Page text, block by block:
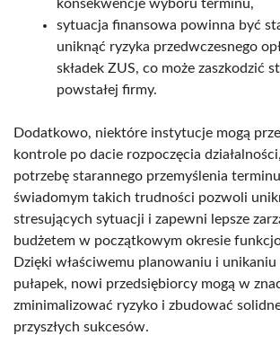
konsekwencje wyboru terminu,
sytuacja finansowa powinna być
uniknąć ryzyka przedwczesnego
składek ZUS, co może zaszkodzić
powstałej firmy.
Dodatkowo, niektóre instytucje mogą
kontrole po dacie rozpoczęcia
potrzebę starannego przemyślenia
świadomym takich trudności pozwoli
stresujących sytuacji i zapewni lepsze
budżetem w początkowym okresie
Dzięki właściwemu planowaniu i
pułapek, nowi przedsiębiorcy mogą w
zminimalizować ryzyko i zbudować
przyszłych sukcesów.